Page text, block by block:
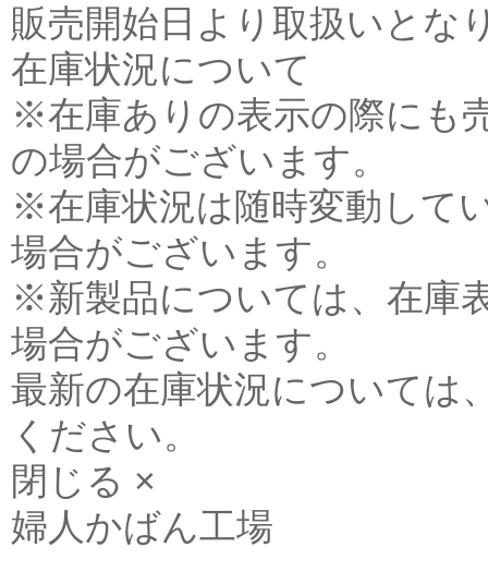
販売開始日より取扱いとな
在庫状況について
※在庫ありの表示の際にも
の場合がございます。
※在庫状況は随時変動して
場合がございます。
※新製品については、在庫
場合がございます。
最新の在庫状況については
ください。
閉じる ×
婦人かばん工場